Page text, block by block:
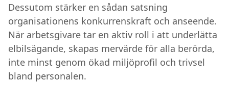
Dessutom stärker en sådan satsning
organisationens konkurrenskraft och anseende.
När arbetsgivare tar en aktiv roll i att underlätta
elbilsägande, skapas mervärde för alla berörda,
inte minst genom ökad miljöprofil och trivsel
bland personalen.